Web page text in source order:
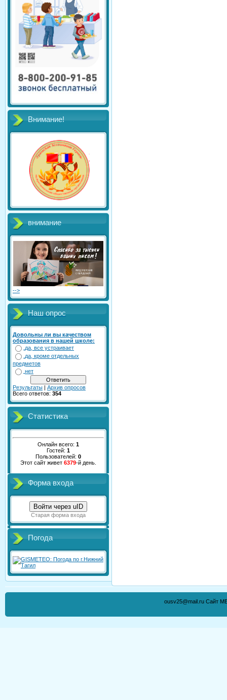
Внимание!
внимание
-->
Наш опрос
Довольны ли вы качеством
образования в нашей школе:
да, все устраивает
да, кроме отдельных
предметов
нет
Результаты | Архив опросов
Всего ответов: 354
Статистика
Онлайн всего: 1
Гостей: 1
Пользователей: 0
Этот сайт живет 6379-й день.
Форма входа
Войти через uID
Старая форма входа
Погода
ousv25@mail.ru Сайт